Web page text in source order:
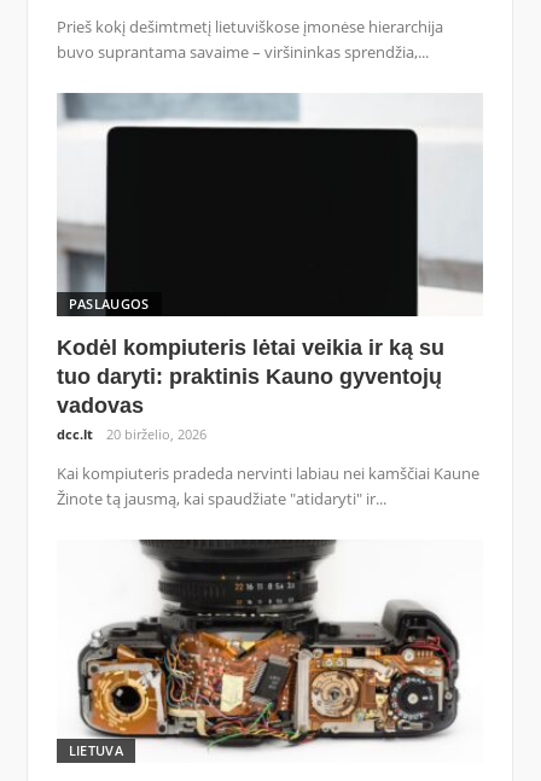
Prieš kokį dešimtmetį lietuviškose įmonėse hierarchija
buvo suprantama savaime – viršininkas sprendžia,...
PASLAUGOS
Kodėl kompiuteris lėtai veikia ir ką su
tuo daryti: praktinis Kauno gyventojų
vadovas
dcc.lt 20 birželio, 2026
Kai kompiuteris pradeda nervinti labiau nei kamščiai Kaune
Žinote tą jausmą, kai spaudžiate "atidaryti" ir...
LIETUVA